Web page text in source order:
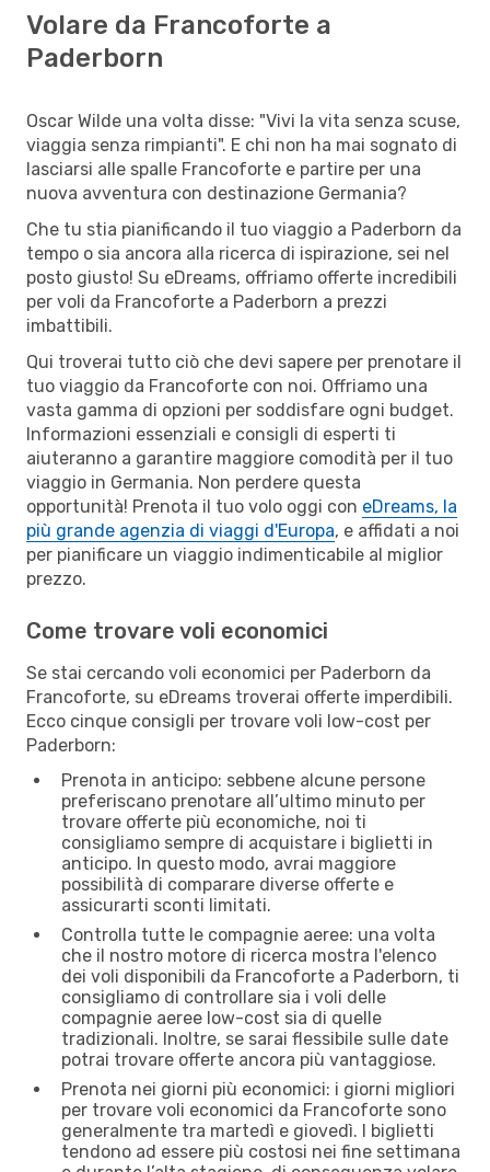
Volare da Francoforte a
Paderborn
Oscar Wilde una volta disse: "Vivi la vita senza scuse,
viaggia senza rimpianti". E chi non ha mai sognato di
lasciarsi alle spalle Francoforte e partire per una
nuova avventura con destinazione Germania?
Che tu stia pianificando il tuo viaggio a Paderborn da
tempo o sia ancora alla ricerca di ispirazione, sei nel
posto giusto! Su eDreams, offriamo offerte incredibili
per voli da Francoforte a Paderborn a prezzi
imbattibili.
Qui troverai tutto ciò che devi sapere per prenotare il
tuo viaggio da Francoforte con noi. Offriamo una
vasta gamma di opzioni per soddisfare ogni budget.
Informazioni essenziali e consigli di esperti ti
aiuteranno a garantire maggiore comodità per il tuo
viaggio in Germania. Non perdere questa
opportunità! Prenota il tuo volo oggi con eDreams, la
più grande agenzia di viaggi d'Europa, e affidati a noi
per pianificare un viaggio indimenticabile al miglior
prezzo.
Come trovare voli economici
Se stai cercando voli economici per Paderborn da
Francoforte, su eDreams troverai offerte imperdibili.
Ecco cinque consigli per trovare voli low-cost per
Paderborn:
Prenota in anticipo: sebbene alcune persone
preferiscano prenotare all’ultimo minuto per
trovare offerte più economiche, noi ti
consigliamo sempre di acquistare i biglietti in
anticipo. In questo modo, avrai maggiore
possibilità di comparare diverse offerte e
assicurarti sconti limitati.
Controlla tutte le compagnie aeree: una volta
che il nostro motore di ricerca mostra l'elenco
dei voli disponibili da Francoforte a Paderborn, ti
consigliamo di controllare sia i voli delle
compagnie aeree low-cost sia di quelle
tradizionali. Inoltre, se sarai flessibile sulle date
potrai trovare offerte ancora più vantaggiose.
Prenota nei giorni più economici: i giorni migliori
per trovare voli economici da Francoforte sono
generalmente tra martedì e giovedì. I biglietti
tendono ad essere più costosi nei fine settimana